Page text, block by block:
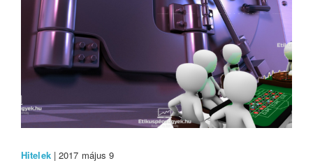
Hitelek| 2017 május 9